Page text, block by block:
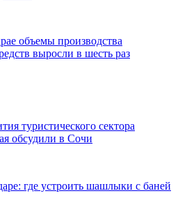
объемы производства
выросли в шесть раз
туристического сектора
обсудили в Сочи
где устроить шашлыки с баней